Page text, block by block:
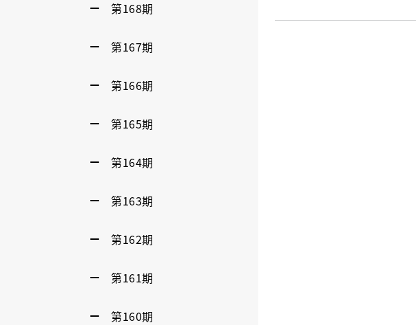
第168期
第167期
第166期
第165期
第164期
第163期
第162期
第161期
第160期